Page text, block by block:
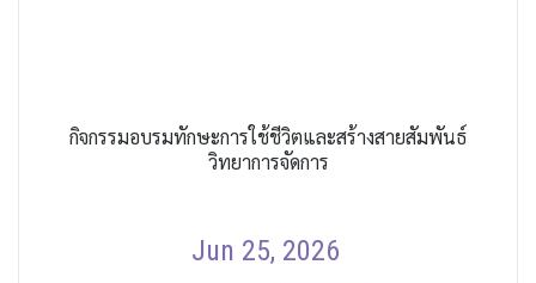
กิจกรรมอบรมทักษะการใช้ชีวิตและสร้างสายสัมพันธ์
วิทยาการจัดการ
Jun 25, 2026